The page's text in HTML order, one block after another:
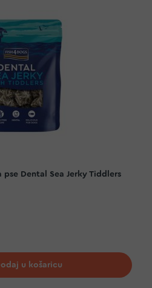
pse Dental Sea Jerky Tiddlers
želja
u košaricu